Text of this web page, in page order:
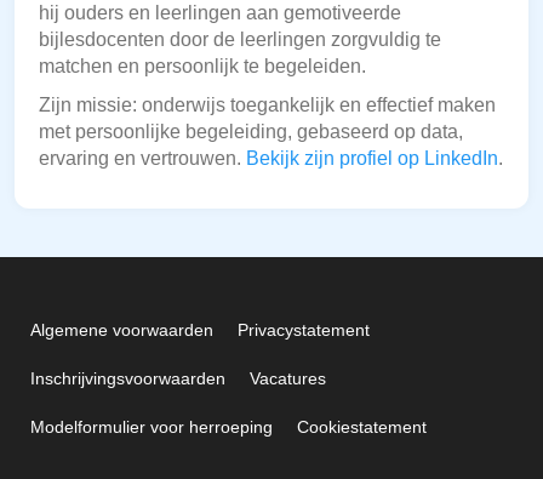
hij ouders en leerlingen aan gemotiveerde
bijlesdocenten door de leerlingen zorgvuldig te
matchen en persoonlijk te begeleiden.
Zijn missie: onderwijs toegankelijk en effectief maken
met persoonlijke begeleiding, gebaseerd op data,
ervaring en vertrouwen. Bekijk zijn profiel op LinkedIn.
Algemene voorwaarden Privacystatement
Inschrijvingsvoorwaarden Vacatures
Modelformulier voor herroeping Cookiestatement